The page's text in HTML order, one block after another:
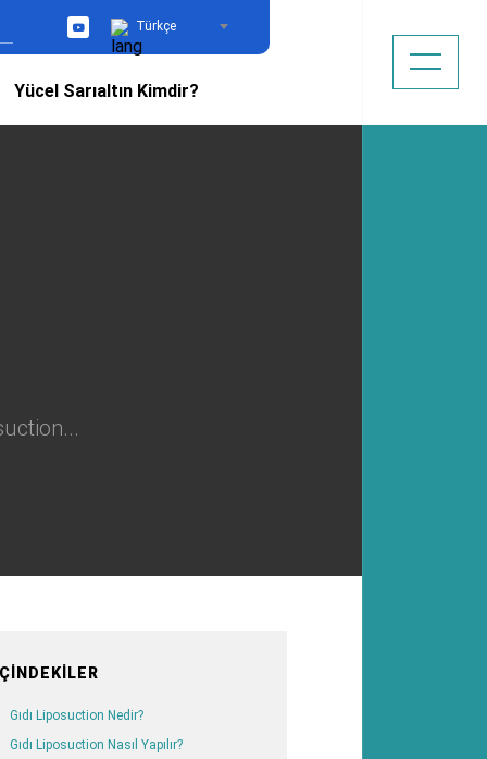
YouTubeTürkçe
Yücel Sarıaltın Kimdir?
Gıdı Liposuction Nedir?
Gıdı Liposuction Nasıl Yapılır?